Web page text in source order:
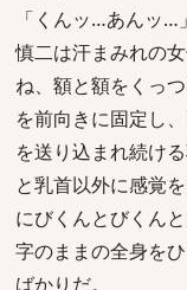
「くんッ…あんッ…」
慎二は汗まみれの
ね、額と額をくっ
を前向きに固定し
を送り込まれ続け
と乳首以外に感覚
にびくんとびくん
字のままの全身を
ばかりだ。